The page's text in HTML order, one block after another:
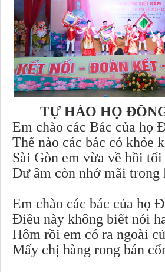
TỰ HÀO HỌ
Em chào các Bác của họ
Thế nào các bác có khỏe
Sài Gòn em vừa về hồi tối
Dư âm còn nhớ mãi trong
Em chào các bác của họ
Điều này không biết nói
Hôm rồi em có ra ngoài
Mấy chị hàng rong bán